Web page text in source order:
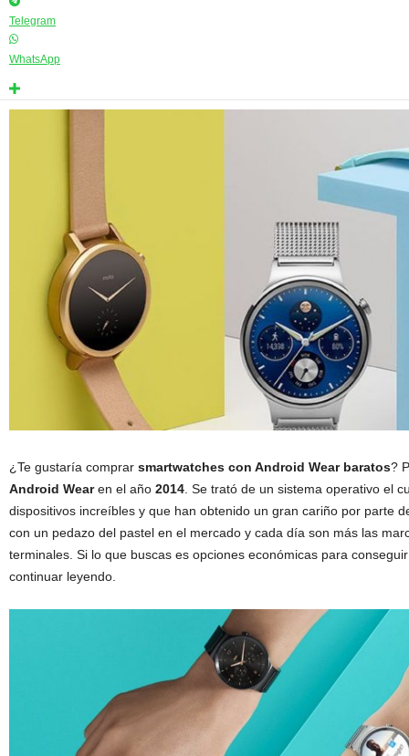
Telegram
WhatsApp
¿Te gustaría comprar smartwatches con Android Wear baratos?
Android Wearen el año 2014. Se trató de un sistema operativo el
dispositivos increíbles y que han obtenido un gran cariño por parte
con un pedazo del pastel en el mercado y cada día son más las
terminales. Si lo que buscas es opciones económicas para
continuar leyendo.